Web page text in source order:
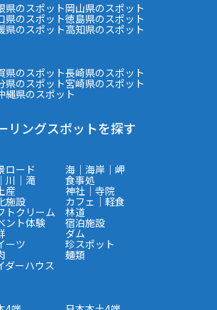
県のスポット岡山県のスポット
県のスポット徳島県のスポット
県のスポット高知県のスポット
県のスポット長崎県のスポット
県のスポット宮崎県のスポット
縄県のスポット
リングスポットを探す
ロード 海｜海岸｜岬
川｜滝 食事処
産 神社｜寺院
施設 カフェ｜軽食
トクリーム 林道
ント体験 宿泊施設
ダム
ーツ 珍スポット
麺類
ダーハウス